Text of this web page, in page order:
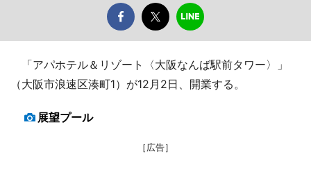
「アパホテル＆リゾート〈大阪なんば駅前タワー〉」
（大阪市浪速区湊町1）が12月2日、開業する。
展望プール
［広告］